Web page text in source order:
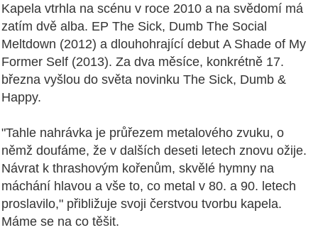
Kapela vtrhla na scénu v roce 2010 a na svědomí má
zatím dvě alba. EP The Sick, Dumb The Social
Meltdown (2012) a dlouhohrající debut A Shade of My
Former Self (2013). Za dva měsíce, konkrétně 17.
března vyšlou do světa novinku The Sick, Dumb &
Happy.
"Tahle nahrávka je průřezem metalového zvuku, o
němž doufáme, že v dalších deseti letech znovu ožije.
Návrat k thrashovým kořenům, skvělé hymny na
máchání hlavou a vše to, co metal v 80. a 90. letech
proslavilo," přibližuje svoji čerstvou tvorbu kapela.
Máme se na co těšit.